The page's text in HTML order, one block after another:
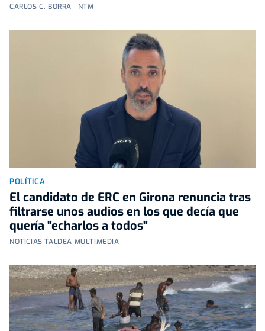
CARLOS C. BORRA | NTM
POLÍTICA
El candidato de ERC en Girona renuncia tras
filtrarse unos audios en los que decía que
quería "echarlos a todos"
NOTICIAS TALDEA MULTIMEDIA